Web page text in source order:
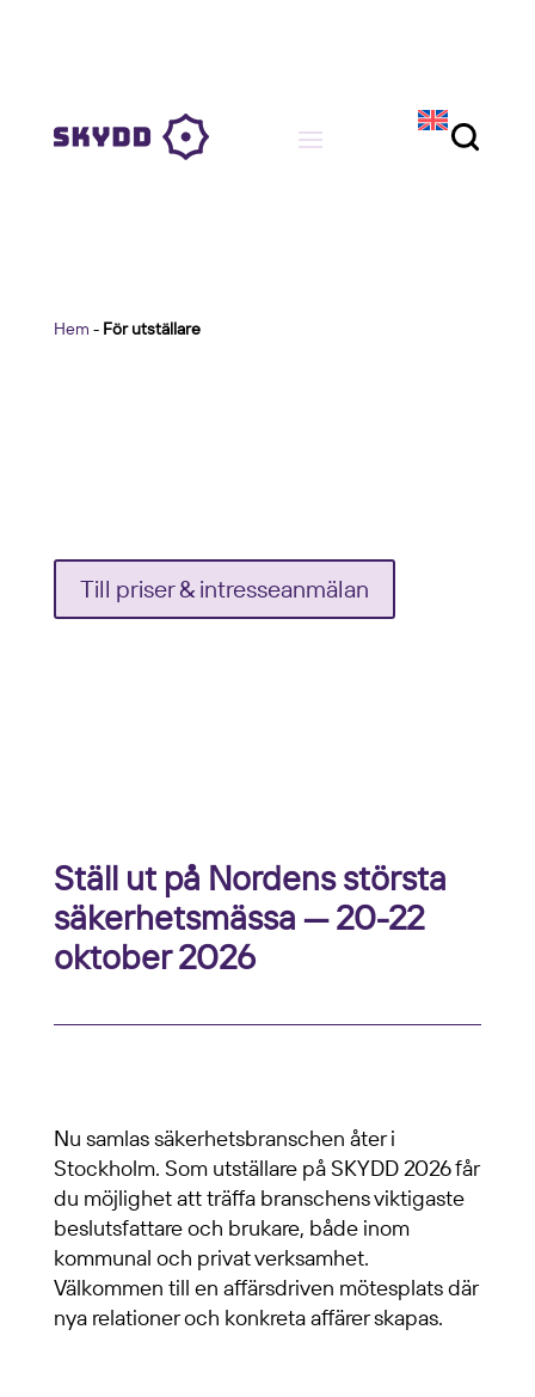
Hem - För utställare
Till priser & intresseanmälan
Ställ ut på Nordens största
säkerhetsmässa — 20-22
oktober 2026
Nu samlas säkerhetsbranschen åter i
Stockholm. Som utställare på SKYDD 2026 får
du möjlighet att träffa branschens viktigaste
beslutsfattare och brukare, både inom
kommunal och privat verksamhet.
Välkommen till en affärsdriven mötesplats där
nya relationer och konkreta affärer skapas.